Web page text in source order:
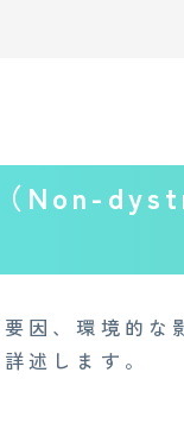
（Non-
因、環境的な
述します。